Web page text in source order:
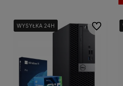
WYSYŁKA 24H
WYSYŁKA 24H
WYSYŁKA 24H Do